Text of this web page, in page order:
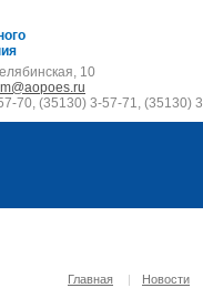
10
70, (35130) 3-57-71, (35130)
Главная |
Новости